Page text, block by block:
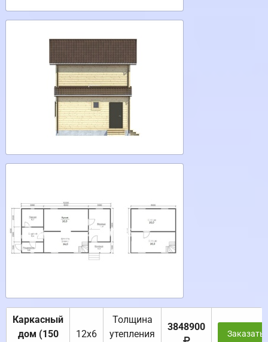
Каркасный
дом (150
12х6
Толщина
утепления
3848900
Заказать